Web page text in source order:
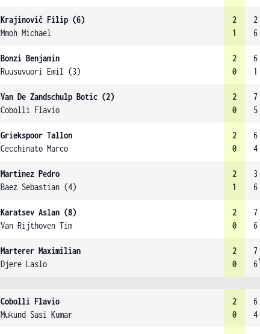
Krajinovič Filip (6)
Mmoh Michael
2
1
2
6
Bonzi Benjamin
Ruusuvuori Emil (3)
2
0
6
1
Van De Zandschulp Botic (2)
Cobolli Flavio
2
0
7
5
Griekspoor Tallon
Cecchinato Marco
2
0
6
4
Martinez Pedro
Baez Sebastian (4)
2
1
3
6
Karatsev Aslan (8)
Van Rijthoven Tim
2
0
7
6
Marterer Maximilian
Djere Laslo
2
0
7
6
Cobolli Flavio
Mukund Sasi Kumar
2
0
6
4